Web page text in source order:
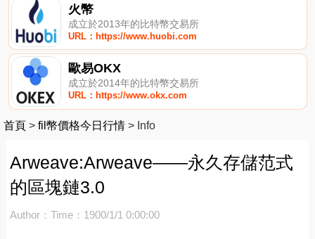
火幣
成立於2013年的比特幣交易所
URL：https://www.huobi.com
歐易OKX
成立於2014年的比特幣交易所
URL：https://www.okx.com
首頁 > fil幣價格今日行情 > Info
Arweave:Arweave——永久存儲范式
的區塊鏈3.0
Author： Time：1900/1/1 0:00:00